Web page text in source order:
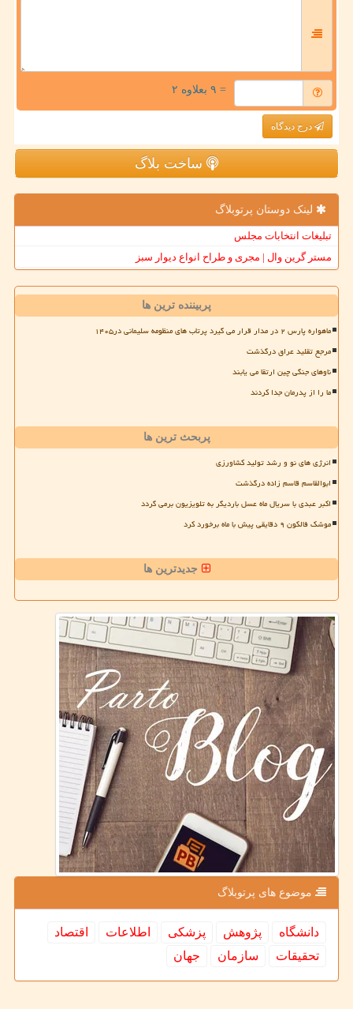
= ۹ بعلاوه ۲
درج دیدگاه
ساخت بلاگ
لینک دوستان پرتوبلاگ
تبلیغات انتخابات مجلس
مستر گرین وال | مجری و طراح انواع دیوار سبز
پربیننده ترین ها
ماهواره پارس ۲ در مدار قرار می گیرد پرتاب های منظومه سلیمانی در۱۴۰۵
مرجع تقلید عراق درگذشت
ناوهای جنگی چین ارتقا می یابند
ما را از پدرمان جدا کردند
پربحث ترین ها
انرژی های نو و رشد تولید کشاورزی
ابوالقاسم قاسم زاده درگذشت
اکبر عبدی با سریال ماه عسل باردیگر به تلویزیون برمی گردد
موشک فالکون ۹ دقایقی پیش با ماه برخورد کرد
جدیدترین ها
موضوع های پرتوبلاگ
دانشگاه پژوهش پزشكی اطلاعات
اقتصاد
تحقیقات
سازمان جهان